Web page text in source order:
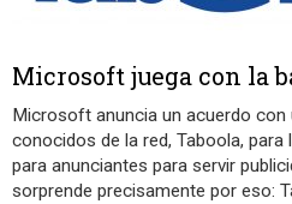
Microsoft juega con la
Microsoft anuncia un acuerdo
conocidos de la red, Taboola, para
para anunciantes para servir
sorprende precisamente por eso: